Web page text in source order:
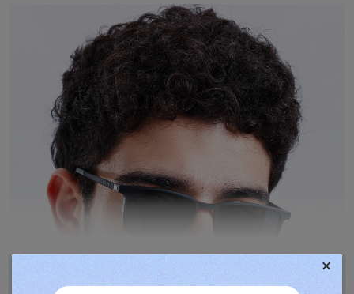
TOVÁBBIAK MEGJELENÍTÉSE ×